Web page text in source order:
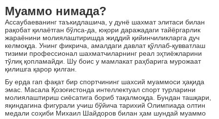
Муаммо нимада?
Ассаубаеванинг таъкидлашича, у дунё шахмат элитаси билан
рақобат қилаётган бўлса-да, юқори даражадаги тайёргарлик
жараёнини молиялаштиришда жиддий қийинчиликларга дуч
келмоқда. Унинг фикрича, амалдаги давлат қўллаб-қувватлаш
тизими профессионал шахматчиларнинг реал эҳтиёжларини
тўлиқ қопламайди. Шу боис у мамлакат раҳбарига мурожаат
қилишга қарор қилган.
Бу ерда гап фақат бир спортчининг шахсий муаммоси ҳақида
эмас. Масала Қозоғистонда интеллектуал спорт турларини
молиялаштириш сиёсатига бориб тақалмоқда. Бундан ташқари,
яқиндагина фигурали учиш бўйича тарихий Олимпиада олтин
медали соҳиби Михаил Шайдоров билан ҳам шундай муаммо